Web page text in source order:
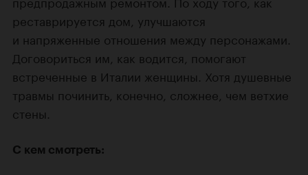
реставрируется дом, улучшаются
и напряженные отношения между персонажами.
Договориться им, как водится, помогают
встреченные в Италии женщины. Хотя душевные
травмы починить, конечно, сложнее, чем ветхие
стены.
С кем смотреть: